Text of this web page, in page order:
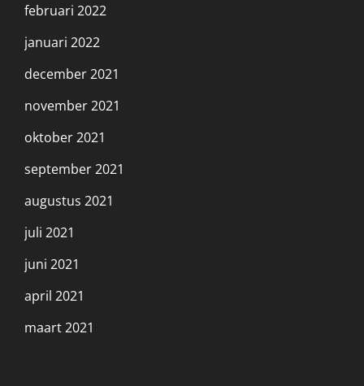
februari 2022
januari 2022
december 2021
november 2021
oktober 2021
september 2021
augustus 2021
juli 2021
juni 2021
april 2021
maart 2021